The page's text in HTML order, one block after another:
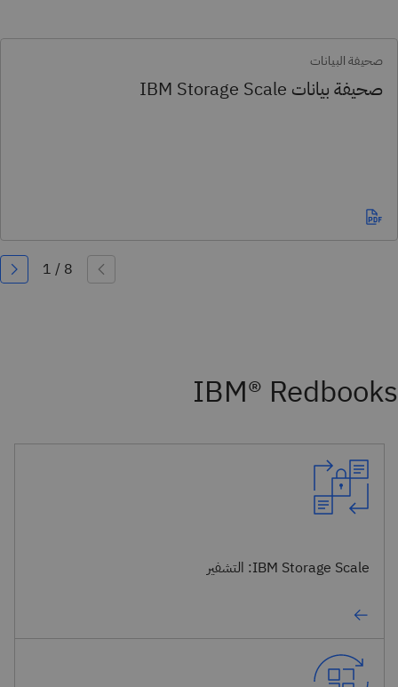
صحيفة البيانات
صحيفة بيانات IBM Storage Scale
IBM® Redbooks
IBM Storage Scale: التشفير